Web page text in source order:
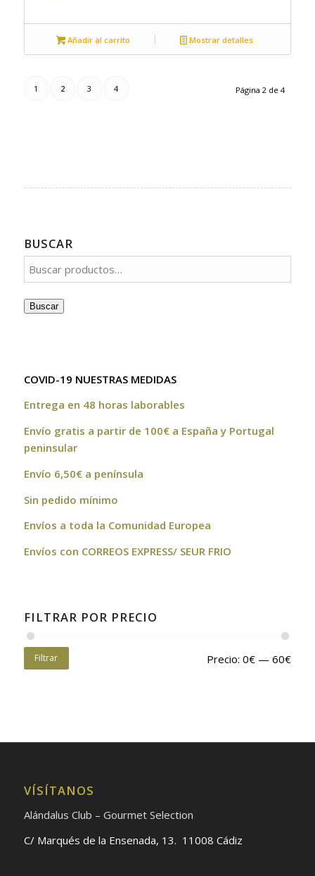
Añadir al carrito Mostrar detalles
Página 2 de 4
1 2 3 4
BUSCAR
Buscar
COVID-19 NUESTRAS MEDIDAS
Entrega en 48 horas laborables
Envío gratis a partir de 100€ a España y Portugal
peninsular
Envío 6,50€ a península
Sin pedido mínimo
Envíos a toda la Comunidad Europea
Envíos con CORREOS EXPRESS/ SEUR FRIO
FILTRAR POR PRECIO
Filtrar Precio:0€ —60€
VÍSÍTANOS
Alándalus Club – Gourmet Selection
C/ Marqués de la Ensenada, 13. 11008 Cádiz